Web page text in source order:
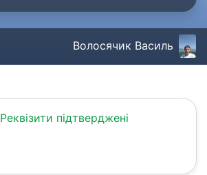
Волосячик Василь
Реквізити підтверджені